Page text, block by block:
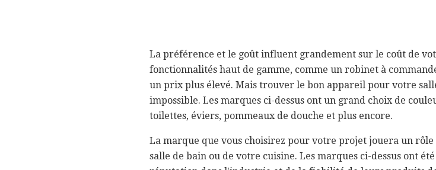
La préférence et le goût influent grandement sur le coût de
fonctionnalités haut de gamme, comme un robinet à
un prix plus élevé. Mais trouver le bon appareil pour votre
impossible. Les marques ci-dessus ont un grand choix de
toilettes, éviers, pommeaux de douche et plus encore.
La marque que vous choisirez pour votre projet jouera un
salle de bain ou de votre cuisine. Les marques ci-dessus ont